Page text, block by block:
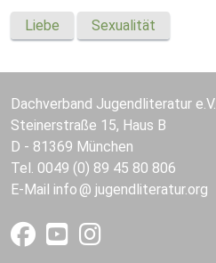
Liebe Sexualität
Dachverband Jugendliteratur e.V.
Steinerstraße 15, Haus B
D - 81369 München
Tel. 0049 (0) 89 45 80 806
E-Mail info jugendliteratur.org